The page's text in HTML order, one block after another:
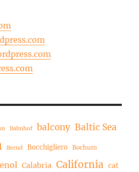
Bahnhof balcony Baltic Sea
Bernd Bocchigliero Bochum
Calabria California cat